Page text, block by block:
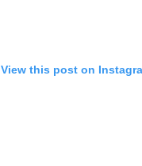
View this post on